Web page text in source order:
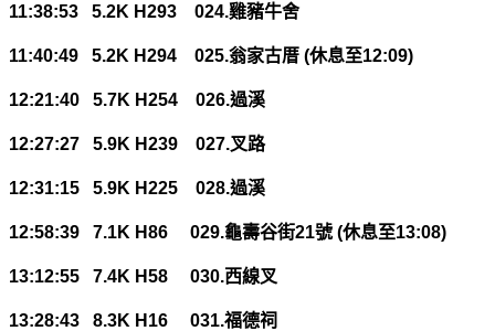
11:38:53 5.2K H293 024.雞豬牛舍
11:40:49 5.2K H294 025.翁家古厝 (休息至12:09)
12:21:40 5.7K H254 026.過溪
12:27:27 5.9K H239 027.叉路
12:31:15 5.9K H225 028.過溪
12:58:39 7.1K H86 029.龜壽谷街21號(休息至13:08)
13:12:55 7.4K H58 030.西線叉
13:28:43 8.3K H16 031.福德祠